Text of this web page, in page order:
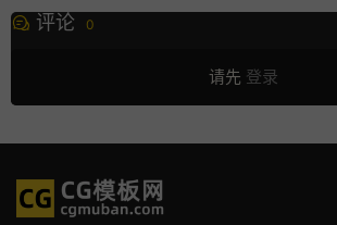
评论 0
请先 登录